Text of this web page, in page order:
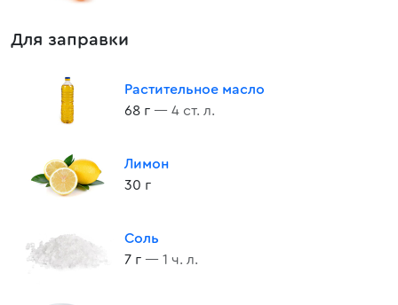
Для заправки
Растительное масло
68 г — 4 ст. л.
Лимон
30 г
Соль
7 г — 1 ч. л.